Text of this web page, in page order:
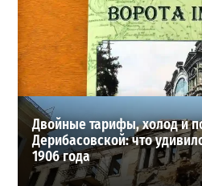
Под Одессой уносит в море
мужчину: идет спасательная
28-07-2026 в 17:51
ВИБОР РЕДАКЦИИ
Двойные тарифы, холод и
Дерибасовской: что
1906 года